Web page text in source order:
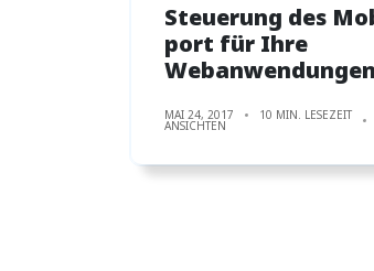
Steuerung des
port für Ihre
Webanwendungen
MAI 24, 2017 10 MIN. LESEZEIT
ANSICHTEN